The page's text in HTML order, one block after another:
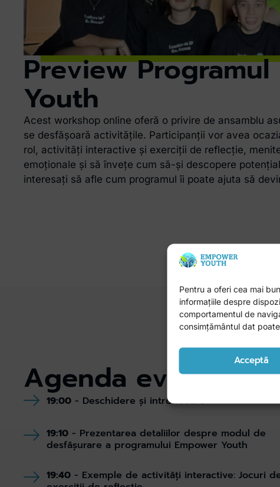
Pentru a oferi cea mai
informațiile despre
comportamentul de
consimțământul dat
Acceptă
Preview Programul
Youth
Acest workshop online oferă o privire de ansamblu
se desfășoară activitățile. Participanții vor avea
rol, activități interactive și exerciții de reflecție,
emoționale și să învețe cum să-și descopere
interesați să afle cum programul îi poate ajuta să
Agenda
19:00- Deschidere și introducere
19:10- Prezentarea detaliilor despre modul de
desfășurare a programului Empower Youth
19:40- Exemple de activități interactive: Jocuri